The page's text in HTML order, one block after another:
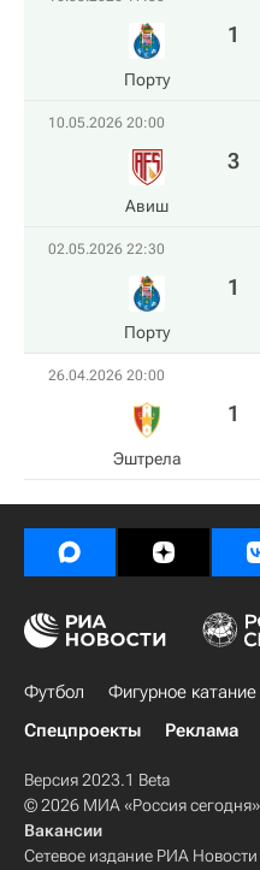
Порту
1
10.05.2026 20:00
Авиш
3
02.05.2026 22:30
Порту
1
26.04.2026 20:00
Эштрела
1
Футбол Фигурное катание
Спецпроекты
Реклама
Версия 2023.1 Beta
© 2026 МИА «Россия сегодня»
Вакансии
Сетевое издание РИА